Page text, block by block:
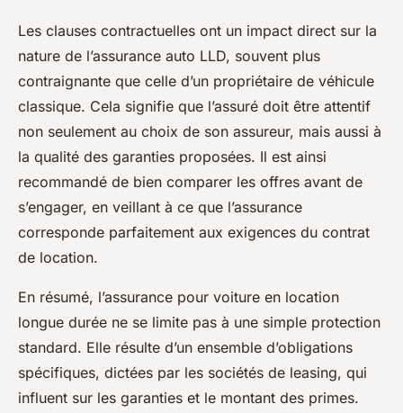
Les clauses contractuelles ont un impact direct sur la
nature de l’assurance auto LLD, souvent plus
contraignante que celle d’un propriétaire de véhicule
classique. Cela signifie que l’assuré doit être attentif
non seulement au choix de son assureur, mais aussi à
la qualité des garanties proposées. Il est ainsi
recommandé de bien comparer les offres avant de
s’engager, en veillant à ce que l’assurance
corresponde parfaitement aux exigences du contrat
de location.
En résumé, l’assurance pour voiture en location
longue durée ne se limite pas à une simple protection
standard. Elle résulte d’un ensemble d’obligations
spécifiques, dictées par les sociétés de leasing, qui
influent sur les garanties et le montant des primes.